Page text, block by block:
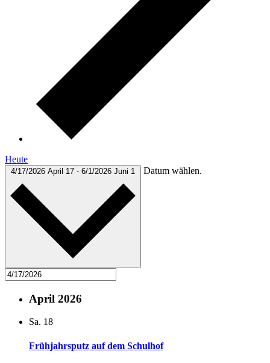
Heute
4/17/2026 April 17 - 6/1/2026 Juni 1 Datum wählen.
April 2026
Sa. 18
Frühjahrsputz auf dem Schulhof